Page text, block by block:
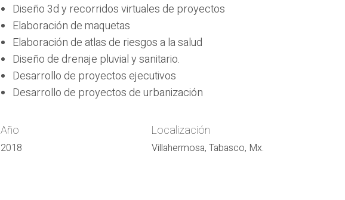
Diseño 3d y recorridos virtuales de proyectos
Elaboración de maquetas
Elaboración de atlas de riesgos a la salud
Diseño de drenaje pluvial y sanitario.
Desarrollo de proyectos ejecutivos
Desarrollo de proyectos de urbanización
Año
2018
Localización
Villahermosa, Tabasco, Mx.